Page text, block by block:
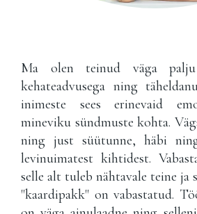
Ma olen teinud väga
kehateadvusega ning
inimeste sees erinevaid
mineviku sündmuste kohta.
ning just süütunne, häbi
levinuimatest kihtidest.
selle alt tuleb nähtavale teine ja
"kaardipakk" on vabastatud.